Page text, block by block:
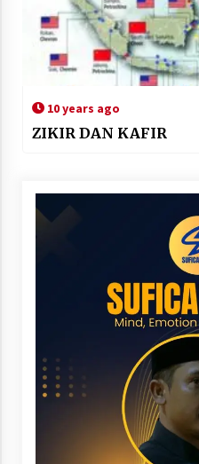
10 years ago
ZIKIR DAN KAFIR